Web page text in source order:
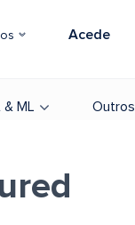
Acede
& ML Outros